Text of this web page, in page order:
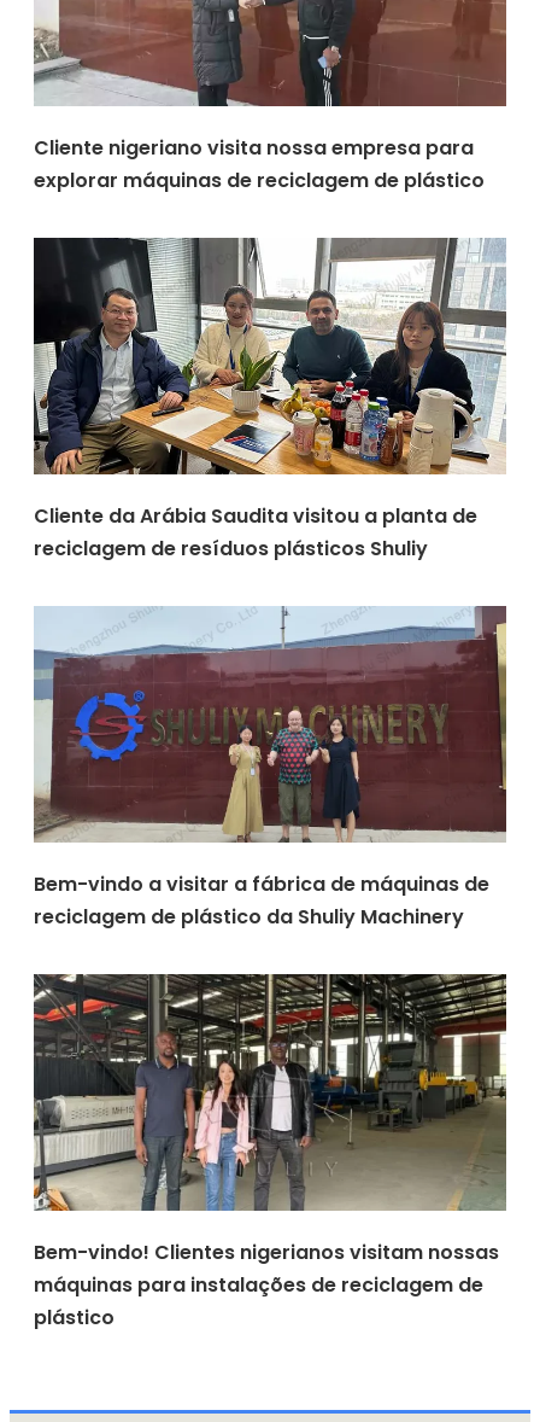
Cliente nigeriano visita nossa empresa para
explorar máquinas de reciclagem de plástico
Cliente da Arábia Saudita visitou a planta de
reciclagem de resíduos plásticos Shuliy
Bem-vindo a visitar a fábrica de máquinas de
reciclagem de plástico da Shuliy Machinery
Bem-vindo! Clientes nigerianos visitam nossas
máquinas para instalações de reciclagem de
plástico